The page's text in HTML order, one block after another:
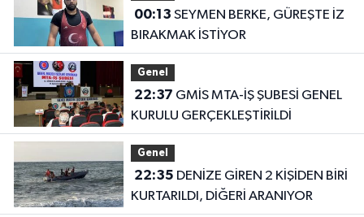
00:13
BIRAKMAK İSTİYOR
Genel
22:37
KURULU GERÇEKLEŞTİRİLDİ
Genel
22:35
KURTARILDI, DİĞERİ ARANIYOR